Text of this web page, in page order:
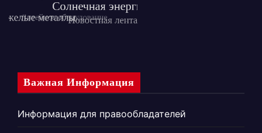
Важная Информация
Информация для правообладателей